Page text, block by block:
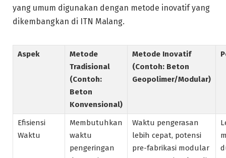
yang umum digunakan dengan metode inovatif yang
dikembangkan di ITN Malang.
Aspek
Metode
Tradisional
(Contoh:
Beton
Konvensional)
Metode Inovatif
(Contoh: Beton
Geopolimer/Modular)
Efisiensi
Waktu
Membutuhkan
waktu
pengeringan
Waktu pengerasan
lebih cepat, potensi
pre-fabrikasi modular